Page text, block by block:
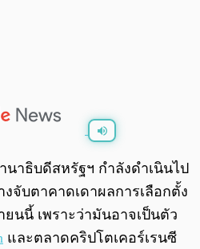
0:00 / 0:00
นาธิบดีสหรัฐฯ กำลังดำเนินไป
จับตาคาดเดาผลการเลือกตั้ง
นนี้ เพราะว่ามันอาจเป็นตัว
และตลาดคริปโตเคอร์เรนซี